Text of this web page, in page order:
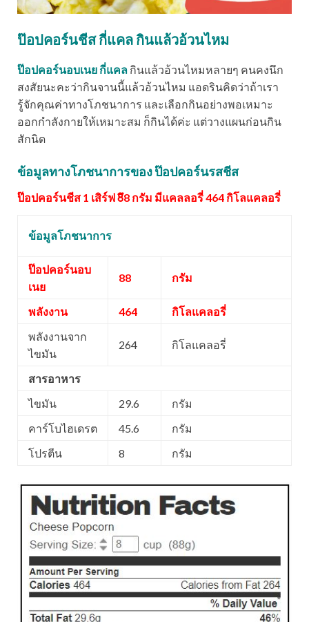
ป๊อปคอร์นชีส กี่แคล กินแล้วอ้วนไหม
ป๊อปคอร์นอบเนย กี่แคล กินแล้วอ้วนไหมหลายๆ คนคงนึก
สงสัยนะคะว่ากินจานนี้แล้วอ้วนไหม แอดรินคิดว่าถ้าเรา
รู้จักคุณค่าทางโภชนาการ และเลือกกินอย่างพอเหมาะ
ออกกำลังกายให้เหมาะสม ก็กินได้ค่ะ แต่วางแผนก่อนกิน
สักนิด
ข้อมูลทางโภชนาการของ ป๊อปคอร์นรสชีส
ป๊อปคอร์นชีส 1 เสิร์ฟ 8ึ8 กรัม มีแคลลอรี่ 464 กิโลแคลอรี่
ข้อมูลโภชนาการ
ป๊อปคอร์นอบ
เนย
88 กรัม
พลังงาน 464
กิโลแคลอรี่
พลังงานจาก
ไขมัน
264 กิโลแคลอรี่
สารอาหาร
ไขมัน
29.6
กรัม
คาร์โบไฮเดรต
45.6
กรัม
โปรตีน
8 กรัม